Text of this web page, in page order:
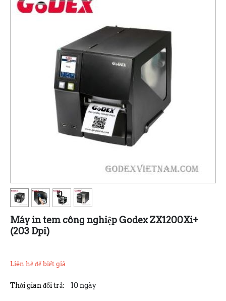
Máy in tem công nghiệp Godex ZX1200Xi+
(203 Dpi)
Liên hệ để biết giá
Thời gian đổi trả: 10 ngày